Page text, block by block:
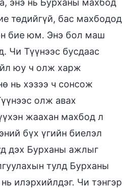
төдийгүй, бас махбодод
бие юм. Энэ бол маш
Чи Түүнээс бусдаас
юу ч олж харж
нь хэзээ ч сонсож
олж авах
жаахан махбод л
бүх үгийн биелэл
дэх Бурханы ажлыг
тулд Бурханы
илэрхийлдэг. Чи тэнгэр